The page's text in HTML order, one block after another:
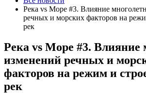
Река vs Море #3. Влияние
речных и морских факторов на
рек
Река vs Море #3. Влияние
изменений речных и
факторов на режим и
рек